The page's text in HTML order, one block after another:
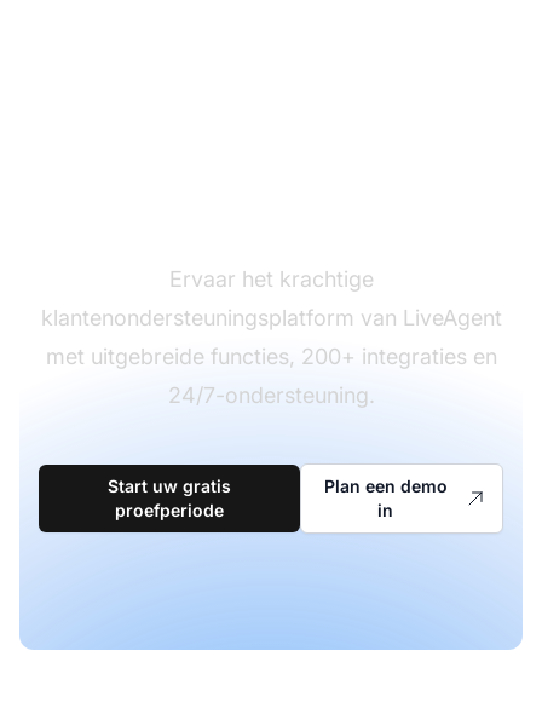
Ervaar het krachtige
klantenondersteuningsplatform van LiveAgent
met uitgebreide functies, 200+ integraties en
24/7-ondersteuning.
Start uw gratis
proefperiode
Plan een demo
in